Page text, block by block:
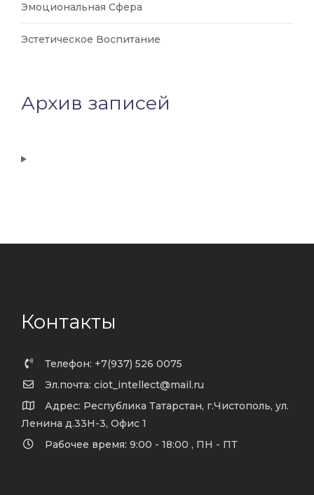
Эмоциональная Сфера
Эстетическое Воспитание
Архив записей
Контакты
Телефон: +7(937) 526 0075
Эл.почта: ciot_intellect@mail.ru
Адрес: Республика Татарстан, г.Чистополь, ул.
Ленина д.33Н-3, Офис 1
Рабочее время: 9:00 - 18:00 , ПН - ПТ